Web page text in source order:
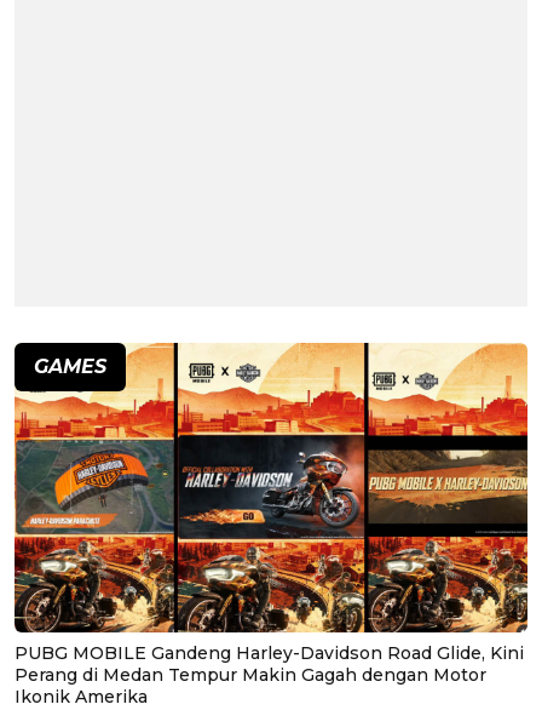
GAMES
PUBG MOBILE Gandeng Harley-Davidson Road Glide, Kini
Perang di Medan Tempur Makin Gagah dengan Motor
Ikonik Amerika